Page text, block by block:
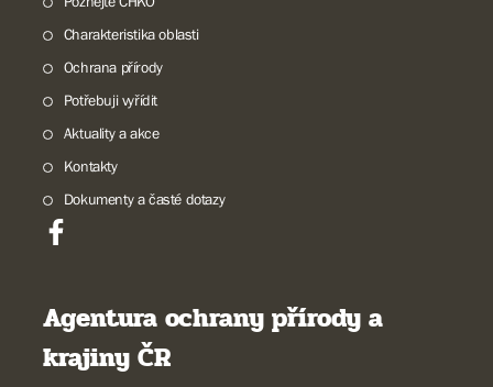
Charakteristika oblasti
Ochrana přírody
Potřebuji vyřídit
Aktuality a akce
Kontakty
Dokumenty a časté dotazy
Agentura ochrany přírody a
krajiny ČR